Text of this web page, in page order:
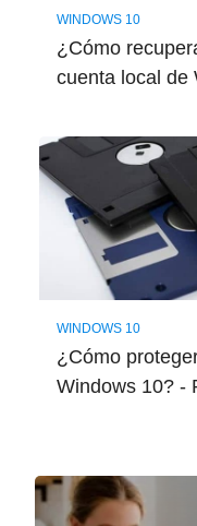
WINDOWS 10
¿Cómo
cuenta local de
WINDOWS 10
¿Cómo
Windows 10? -